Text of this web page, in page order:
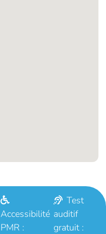
Accessibilité
PMR :
Test
auditif
gratuit :